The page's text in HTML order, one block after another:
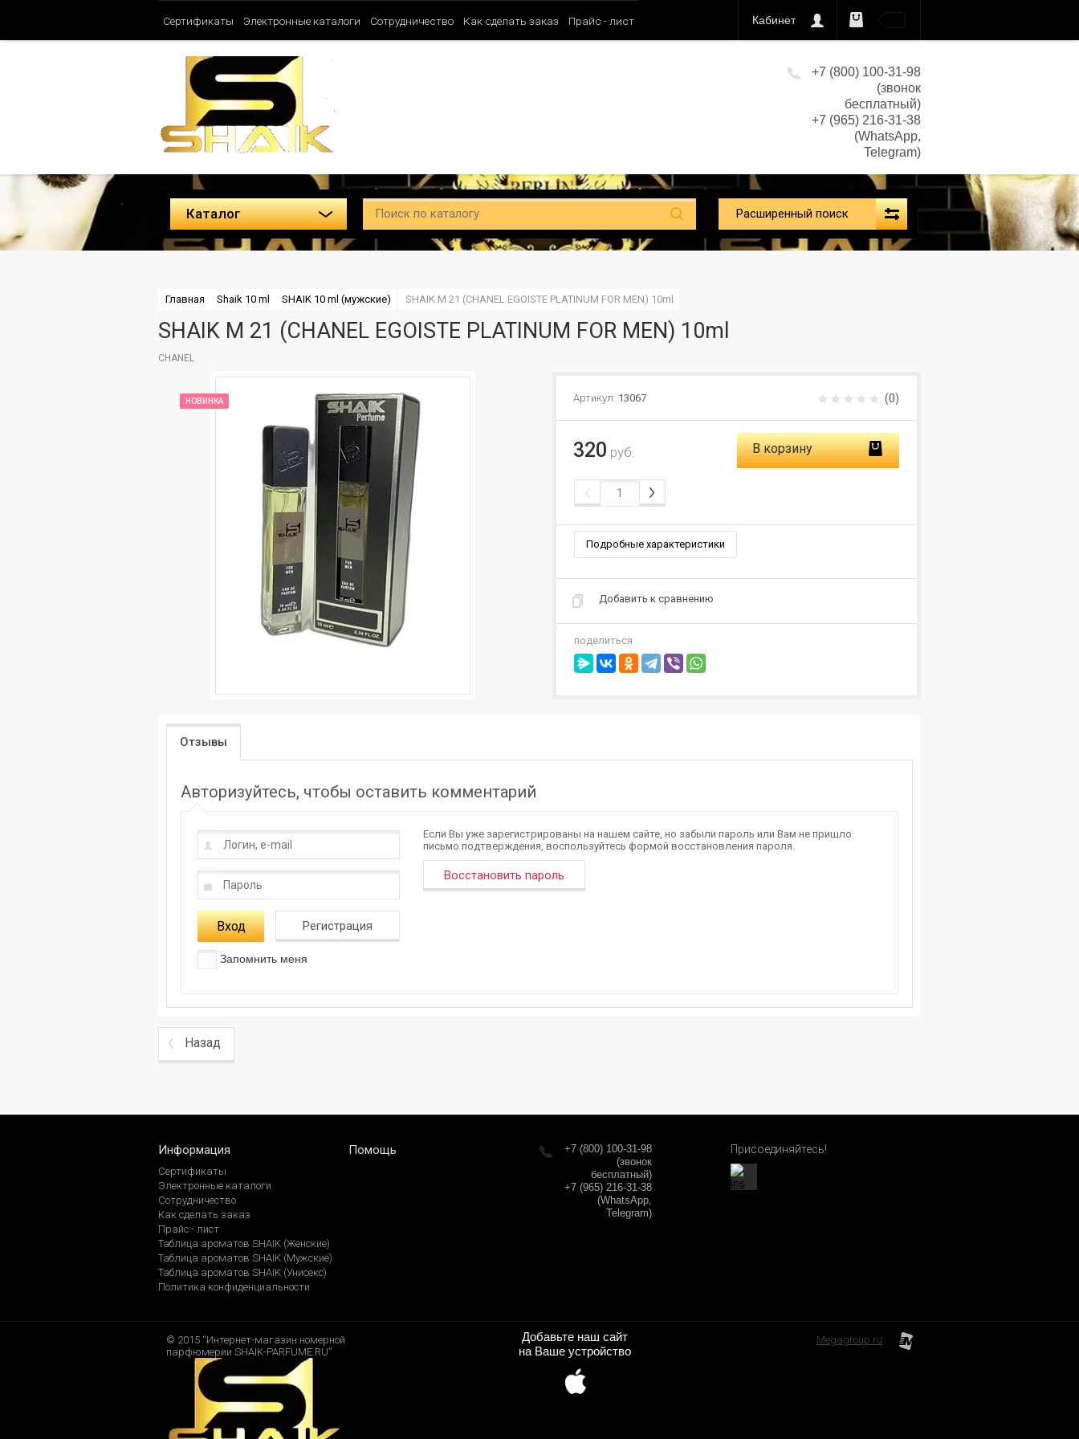
Кабинет
Сертификаты Электронные каталоги Сотрудничество Как сделать заказ Прайс - лист
Таблица ароматов SHAIK (Женские)
Политика конфиденциальности
+7 (800) 100-31-98
(звонок
бесплатный)
+7 (965) 216-31-38
(WhatsApp,
Telegram)
Каталог Расширенный поиск
Главная Shaik 10 ml SHAIK 10 ml (мужские) SHAIK M 21 (CHANEL EGOISTE PLATINUM FOR MEN) 10ml
SHAIK M 21 (CHANEL EGOISTE PLATINUM FOR MEN) 10ml
CHANEL
НОВИНКА Артикул: 13067 (0)
320 руб. В корзину
Подробные характеристики
Добавить к сравнению
поделиться
Отзывы
Авторизуйтесь, чтобы оставить комментарий
Вход Регистрация
Запомнить меня
Если Вы уже зарегистрированы на нашем сайте, но забыли пароль или Вам не пришло
письмо подтверждения, воспользуйтесь формой восстановления пароля.
Восстановить пароль
Назад
Информация
Сертификаты
Электронные каталоги
Сотрудничество
Как сделать заказ
Прайс - лист
Таблица ароматов SHAIK (Женские)
Таблица ароматов SHAIK (Мужские)
Таблица ароматов SHAIK (Унисекс)
Политика конфиденциальности
Помощь Присоединяйтесь!
+7 (800) 100-31-98
(звонок
бесплатный)
+7 (965) 216-31-38
(WhatsApp,
Telegram)
© 2015 “Интернет-магазин номерной
парфюмерии SHAIK-PARFUME.RU”
Добавьте наш сайт
на Ваше устройство
Megagroup.ru